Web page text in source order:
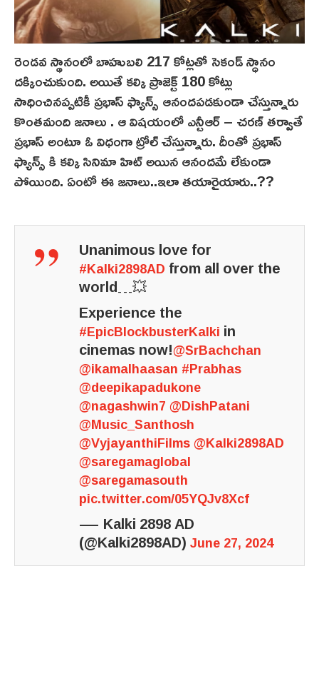
రెండవ స్థానంలో బాహుబలి 217 కోట్లతో సెకండ్ స్ధానం
దక్కించుకుంది. అయితే కల్కి ప్రాజెక్ట్ 180 కోట్లు
సాధించినప్పటికీ ప్రభాస్ ఫ్యాన్స్ ఆనందపడకుండా చేస్తున్నారు
కొంతమంది జనాలు . ఆ విషయంలో ఎన్టీఆర్ – చరణ్ తర్వాతే
ప్రభాస్ అంటూ ఓ విధంగా ట్రోల్ చేస్తున్నారు. దీంతో ప్రభాస్
ఫ్యాన్స్ కి కల్కి సినిమా హిట్ అయిన ఆనందమే లేకుండా
పోయింది. ఏంటో ఈ జనాలు..ఇలా తయారైయారు..??
Unanimous love for
#Kalki2898AD from all over the
world…💥
Experience the
#EpicBlockbusterKalki in
cinemas now!@SrBachchan
@ikamalhaasan #Prabhas
@deepikapadukone
@nagashwin7@DishPatani
@Music_Santhosh
@VyjayanthiFilms@Kalki2898AD
@saregamaglobal
@saregamasouth
pic.twitter.com/05YQJv8Xcf
— Kalki 2898 AD
(@Kalki2898AD)June 27, 2024